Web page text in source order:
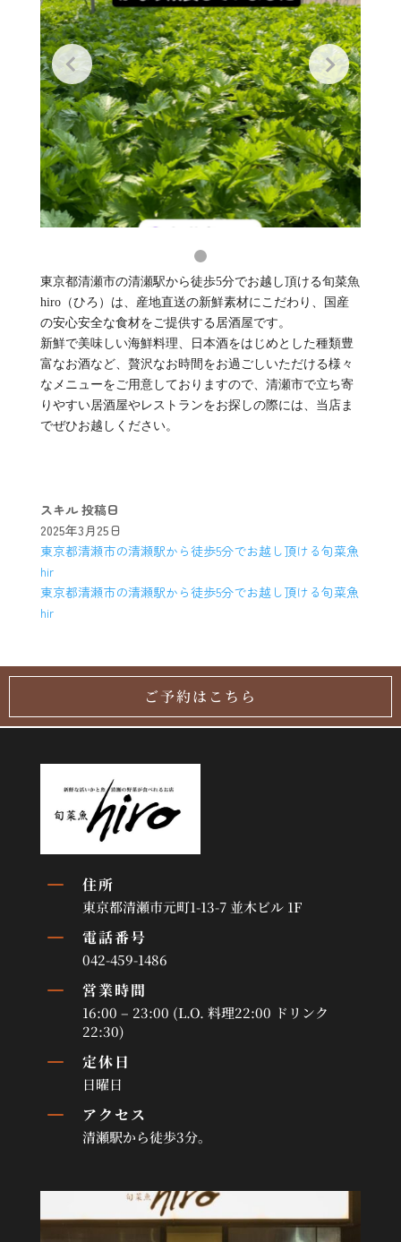
東京都清瀬市の清瀬駅から徒歩5分でお越し頂ける旬菜魚
hiro（ひろ）は、産地直送の新鮮素材にこだわり、国産
の安心安全な食材をご提供する居酒屋です。
新鮮で美味しい海鮮料理、日本酒をはじめとした種類豊
富なお酒など、贅沢なお時間をお過ごしいただける様々
なメニューをご用意しておりますので、清瀬市で立ち寄
りやすい居酒屋やレストランをお探しの際には、当店ま
でぜひお越しください。
スキル 投稿日
2025年3月25日
東京都清瀬市の清瀬駅から徒歩5分でお越し頂ける旬菜魚
hir
東京都清瀬市の清瀬駅から徒歩5分でお越し頂ける旬菜魚
hir
ご予約はこちら
K 住所
東京都清瀬市元町1-13-7 並木ビル 1F
K 電話番号
042-459-1486
K 営業時間
16:00 – 23:00 (L.O. 料理22:00 ドリンク
22:30)
K 定休日
日曜日
K アクセス
清瀬駅から徒歩3分。